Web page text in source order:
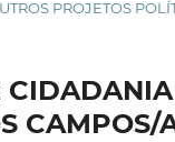
PROJETOS
CAMPOS/